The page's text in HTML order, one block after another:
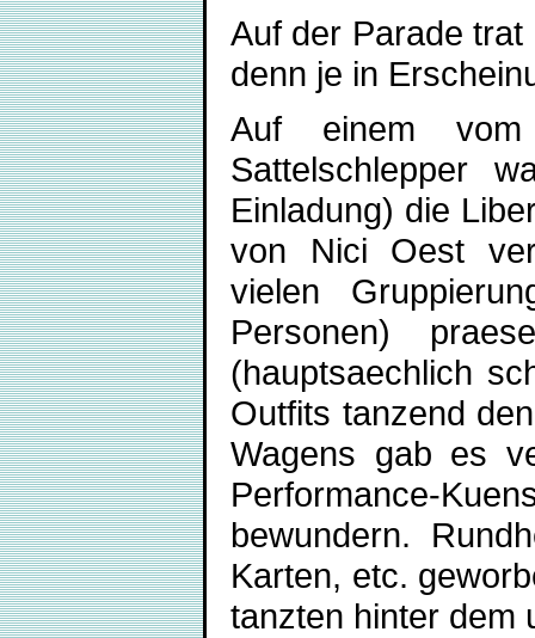
Auf der Parade
denn je in
Auf einem vom
Sattelschlepper
Einladung) die
von Nici Oest
vielen
Personen)
(hauptsaechlich
Outfits tanzend
Wagens gab es
Performance-
bewundern.
Karten, etc.
tanzten hinter dem